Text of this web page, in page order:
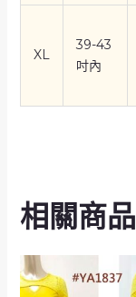
XL
39-43
吋內
相關商品